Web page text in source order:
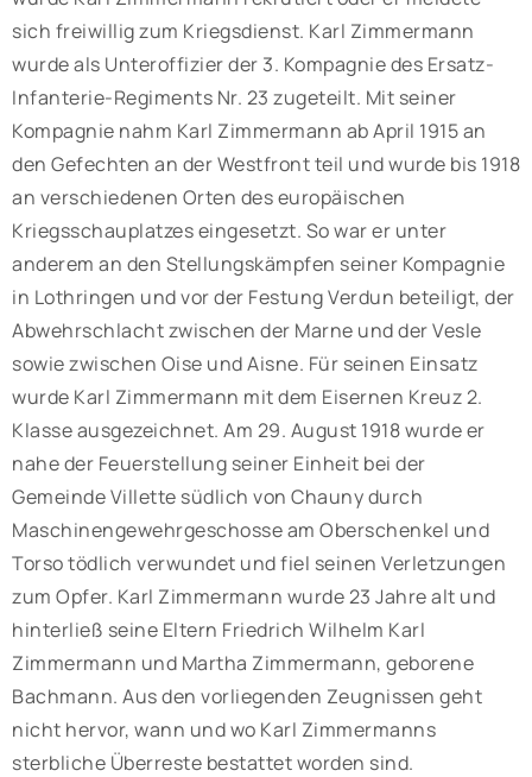
sich freiwillig zum Kriegsdienst. Karl Zimmermann
wurde als Unteroffizier der 3. Kompagnie des Ersatz-
Infanterie-Regiments Nr. 23 zugeteilt. Mit seiner
Kompagnie nahm Karl Zimmermann ab April 1915 an
den Gefechten an der Westfront teil und wurde bis 1918
an verschiedenen Orten des europäischen
Kriegsschauplatzes eingesetzt. So war er unter
anderem an den Stellungskämpfen seiner Kompagnie
in Lothringen und vor der Festung Verdun beteiligt, der
Abwehrschlacht zwischen der Marne und der Vesle
sowie zwischen Oise und Aisne. Für seinen Einsatz
wurde Karl Zimmermann mit dem Eisernen Kreuz 2.
Klasse ausgezeichnet. Am 29. August 1918 wurde er
nahe der Feuerstellung seiner Einheit bei der
Gemeinde Villette südlich von Chauny durch
Maschinengewehrgeschosse am Oberschenkel und
Torso tödlich verwundet und fiel seinen Verletzungen
zum Opfer. Karl Zimmermann wurde 23 Jahre alt und
hinterließ seine Eltern Friedrich Wilhelm Karl
Zimmermann und Martha Zimmermann, geborene
Bachmann. Aus den vorliegenden Zeugnissen geht
nicht hervor, wann und wo Karl Zimmermanns
sterbliche Überreste bestattet worden sind.